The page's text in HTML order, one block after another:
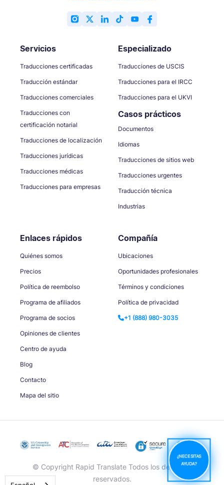
¿NECESITAS
AYUDA?
Servicios
Traducciones certificadas
Traducción estándar
Traducciones comerciales
Traducciones con
certificación notarial
Traducciones de localización
Traducciones jurídicas
Traducciones médicas
Traducciones para empresas
Especializado
Traducciones de USCIS
Traducciones para el IRCC
Traducciones para el UKVI
Casos prácticos
Documentos
Idiomas
Traducciones de sitios web
Traducciones urgentes
Traducción técnica
Industrias
Enlaces rápidos
Quiénes somos
Precios
Política de reembolso
Programa de afiliados
Programa de socios
Opiniones de clientes
Centro de ayuda
Blog
Contacto
Mapa del sitio
Compañía
Ubicaciones
Oportunidades profesionales
Términos y condiciones
Política de privacidad
+1 (888) 980-3035
© Copyright Rapid Translate Todos los derechos
reservados.